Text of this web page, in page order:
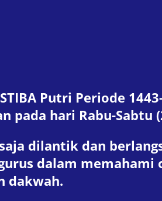
Putri Periode
hari Rabu-Sabtu
dilantik dan
dalam memahami
dakwah.